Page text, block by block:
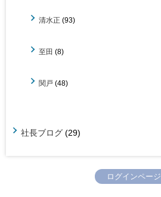
清水正 (93)
至田 (8)
関戸 (48)
社長ブログ (29)
ログインページ